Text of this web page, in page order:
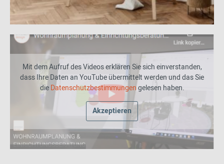
Mit dem Aufruf des Videos erklären Sie sich einverstanden,
dass Ihre Daten an YouTube übermittelt werden und das Sie
dieDatenschutzbestimmungengelesen haben.
Akzeptieren